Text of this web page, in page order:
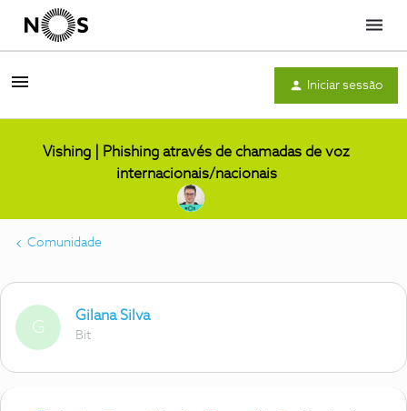
Menu
Iniciar sessão
Vishing | Phishing através de chamadas de voz
internacionais/nacionais
Comunidade
G
Gilana Silva
Bit